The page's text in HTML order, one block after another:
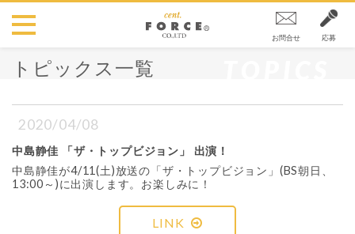
お問合せ 応募
トピックス一覧
2020/04/08
中島静佳 「ザ・トップビジョン」 出演！
中島静佳が4/11(土)放送の「ザ・トップビジョン」(BS朝日、
13:00～)に出演します。お楽しみに！
LINK